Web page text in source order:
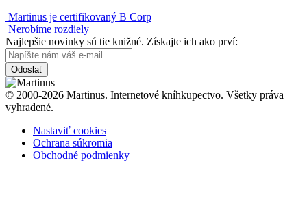
Martinus je certifikovaný B Corp
Nerobíme rozdiely
Najlepšie novinky sú tie knižné. Získajte ich ako prví:
Odoslať
© 2000-2026 Martinus. Internetové kníhkupectvo. Všetky práva
vyhradené.
Nastaviť cookies
Ochrana súkromia
Obchodné podmienky